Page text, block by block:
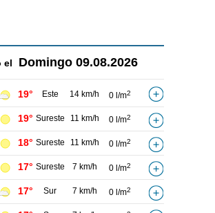
el Domingo 09.08.2026
19° Este 14 km/h 0 l/m2
19° Sureste 11 km/h 0 l/m2
18° Sureste 11 km/h 0 l/m2
17° Sureste 7 km/h 0 l/m2
17° Sur 7 km/h 0 l/m2